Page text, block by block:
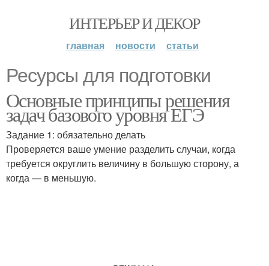
ИНТЕРЬЕР И ДЕКОР
главная новости статьи
Ресурсы для подготовки
Основные принципы решения
задач базового уровня ЕГЭ
Задание 1: обязательно делать
Проверяется ваше умение разделить случаи, когда
требуется округлить величину в большую сторону, а
когда — в меньшую.